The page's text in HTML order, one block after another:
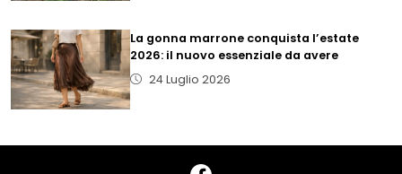
La gonna marrone conquista l’estate
2026: il nuovo essenziale da avere
24 Luglio 2026